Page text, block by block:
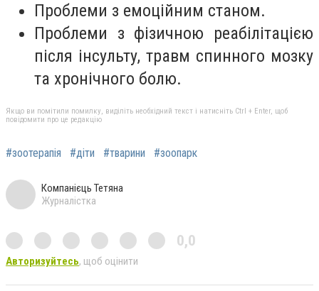
Проблеми з емоційним станом.
Проблеми з фізичною реабілітацією
після інсульту, травм спинного мозку
та хронічного болю.
Якщо ви помітили помилку, виділіть необхідний текст і натисніть Ctrl + Enter, щоб
повідомити про це редакцію
#зоотерапія #діти #тварини #зоопарк
Компанієць Тетяна
Журналістка
0,0
Авторизуйтесь, щоб оцінити